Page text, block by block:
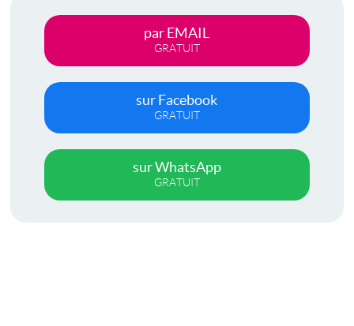
par EMAIL
GRATUIT
sur Facebook
GRATUIT
sur WhatsApp
GRATUIT